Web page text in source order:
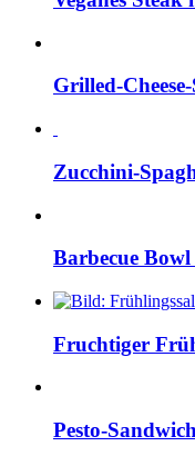
Grilled-
Zucchini-
Barbecue
Fruchtiger
Pesto-